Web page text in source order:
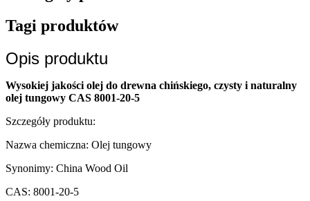
Tagi produktów
Opis produktu
Wysokiej jakości olej do drewna chińskiego, czysty i naturalny
olej tungowy CAS 8001-20-5
Szczegóły produktu:
Nazwa chemiczna: Olej tungowy
Synonimy: China Wood Oil
CAS: 8001-20-5